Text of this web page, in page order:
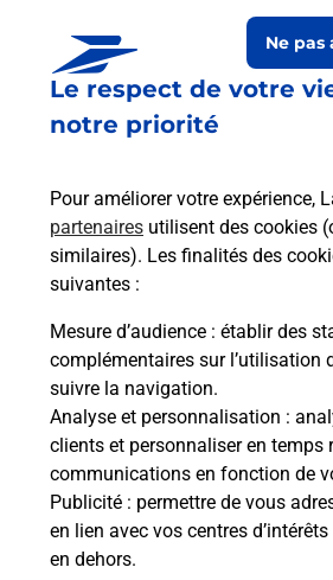
Le respect de votre
notre priorité
Pour améliorer votre expérience,
partenaires utilisent des cookies
similaires). Les finalités des
suivantes :
Mesure d’audience : établir des
complémentaires sur l’utilisation
suivre la navigation.
Analyse et personnalisation :
clients et personnaliser en temps
communications en fonction de
Publicité : permettre de vous
en lien avec vos centres
en dehors.
Ne
Boîte aux lettres La Poste
9 Route De Foucomme
02170 Esqueheries
Le lien s'ouvre dans un nouvel onglet
Boîte aux Lettres La
Prochaine collecte du
12 Rue De La Plaine Du Grand
02170 Esqueheries
Le lien s'ouvre dans un nouvel onglet